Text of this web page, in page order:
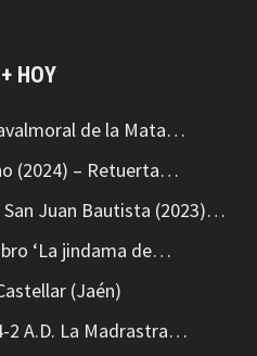
HOY
de la Mata…
(2024) – Retuerta…
San Juan Bautista (2023)…
‘La jindama de…
(Jaén)
2 A.D. La Madrastra…